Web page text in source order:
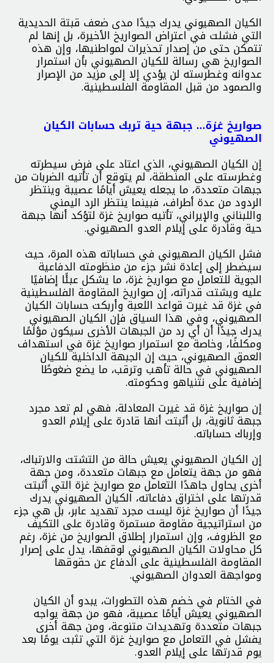
الكيان الصهيوني يدرك جيدًا مدى ضعف قبتة الحديدية
التي فشلت في اعتراض الصواريخ الأخيرة، بل إنها لم
تتمكن حتى من إصدار تحذيرات لمواطنيها، وإن هذه
الصواريخ هي رسالة للكيان الصهيوني بأن استمرار
عدوانه وغطرسته لن يؤدي إلا إلى مزيد من الإصرار
والصمود من قبل المقاومة الفلسطينية.
صواريخ غزة… جبهة حية تربك حسابات الكيان
الصهيوني
إن الكيان الصهيوني، الذي اعتاد على فرض سيطرته
وغطرسته على المنطقة، لم يتوقع أن تأتيه الضربات من
جبهات متعددة، ما يجعله يعيش أيامًا عصيبة وينتظر
الردود من عدة أطراف، فبينما ينتظر الرد اليمني
واللبناني والإيراني، تأتيه صواريخ غزة لتؤكد أنها جبهة
حية وقادرة على إيلام العدو الصهيوني.
فشل الكيان الصهيوني في حساباته هذه المرة، حيث
سيضطر إلى إعادة نشر جزء من منظومته الدفاعية
الجوية للتعامل مع صواريخ غزة، ما يشكل عبئًا إضافيًا
عليه ويشتت قدراته، إن صواريخ المقاومة الفلسطينية
في غزة قد غيرت قواعد اللعبة وأربكت حسابات الكيان
الصهيوني، وفي هذا السياق فإن الكيان الصهيوني
يدرك جيدًا أن أي رد من الجبهات الأخرى سيكون مؤلمًا
ومكلفًا، وخاصة مع استمرار صواريخ غزة في استهداف
العمق الصهيوني، حيث إن الجبهة الداخلية للكيان
الصهيوني في حالة تأهب وترقب، ما يضع ضغوطًا
إضافية على نتنياهو وحكومته.
إن صواريخ غزة قد غيرت المعادلة، فهي لم تعد مجرد
جبهة ثانوية، بل أثبتت أنها قادرة على إيلام العدو
وإرباك حساباته.
إن الكيان الصهيوني يعيش حالة من التشتت والارتباك،
فهو من جهة يتعامل مع جبهات متعددة، ومن جهة
أخرى يحاول جاهدًا التعامل مع صواريخ غزة التي أثبتت
قدرتها على اختراق دفاعاته، الكيان الصهيوني يدرك
جيدًا أن صواريخ غزة ليست مجرد تهديد عابر، بل هي جزء
من استراتيجية مقاومة مستمرة وقادرة على التكيف
مع الظروف، وإن استمرار إطلاق الصواريخ من غزة، رغم
كل محاولات الكيان الصهيوني لوقفها، يدل على إصرار
المقاومة الفلسطينية على الدفاع عن حقوقها
ومواجهة العدوان الصهيوني.
في الختام في خضم هذه التطورات، يبدو أن الكيان
الصهيوني يعيش أيامًا عصيبة، فهو من جهة يواجه
جبهات متعددة وتهديدات متنوعة، ومن جهة أخرى
يفشل في التعامل مع صواريخ غزة التي تثبت يومًا بعد
يوم قدرتها على إيلام العدو.